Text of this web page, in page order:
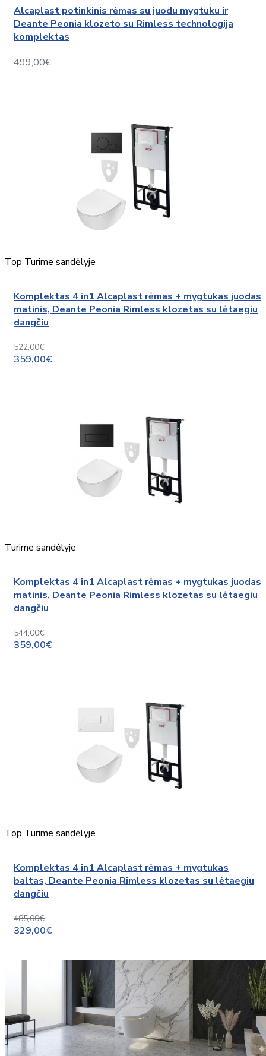
Alcaplast potinkinis rėmas su juodu mygtuku ir
Deante Peonia klozeto su Rimless technologija
komplektas
499,00€
Top Turime sandėlyje
Komplektas 4 in1 Alcaplast rėmas + mygtukas juodas
matinis, Deante Peonia Rimless klozetas su lėtaegiu
dangčiu
522,00€
359,00€
Turime sandėlyje
Komplektas 4 in1 Alcaplast rėmas + mygtukas juodas
matinis, Deante Peonia Rimless klozetas su lėtaegiu
dangčiu
544,00€
359,00€
Top Turime sandėlyje
Komplektas 4 in1 Alcaplast rėmas + mygtukas
baltas, Deante Peonia Rimless klozetas su lėtaegiu
dangčiu
485,00€
329,00€